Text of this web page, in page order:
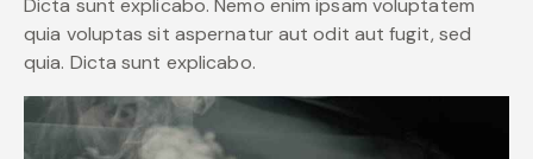
Dicta sunt explicabo. Nemo enim ipsam voluptatem
quia voluptas sit aspernatur aut odit aut fugit, sed
quia. Dicta sunt explicabo.